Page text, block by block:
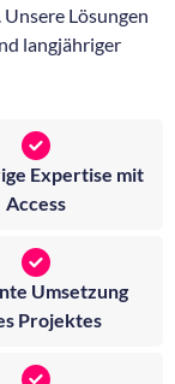
Lösungen
langjähriger
Expertise mit
Access
Umsetzung
Projektes